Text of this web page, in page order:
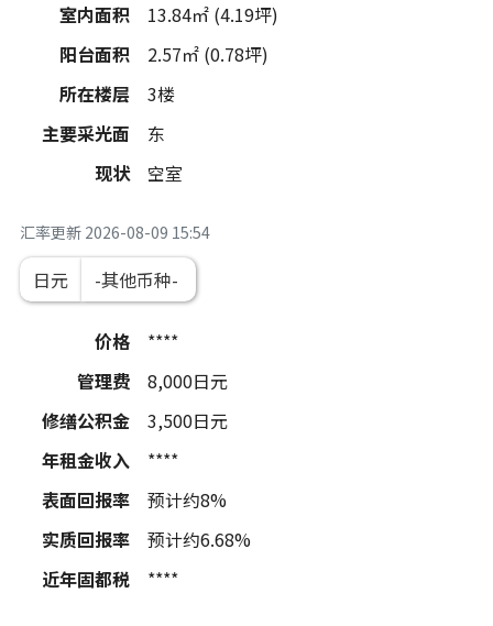
室内面积
13.84㎡ (4.19坪)
阳台面积
2.57㎡ (0.78坪)
所在楼层
3楼
主要采光面
东
现状
空室
汇率更新 2026-08-09 15:54
日元
价格
****
管理费
8,000日元
修缮公积金
3,500日元
年租金收入
****
表面回报率
预计约8%
实质回报率
预计约6.68%
近年固都税
****